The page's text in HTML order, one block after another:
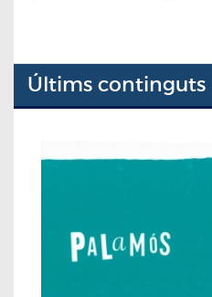
Últims continguts